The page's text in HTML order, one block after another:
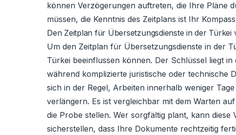
können Verzögerungen auftreten, die Ihre Pläne
müssen, die Kenntnis des Zeitplans ist Ihr
Den Zeitplan für Übersetzungsdienste in der Türkei
Um den Zeitplan für Übersetzungsdienste in der
Türkei beeinflussen können. Der Schlüssel liegt
während komplizierte juristische oder technische
sich in der Regel, Arbeiten innerhalb weniger
verlängern. Es ist vergleichbar mit dem Warten
die Probe stellen. Wer sorgfältig plant, kann
sicherstellen, dass Ihre Dokumente rechtzeitig